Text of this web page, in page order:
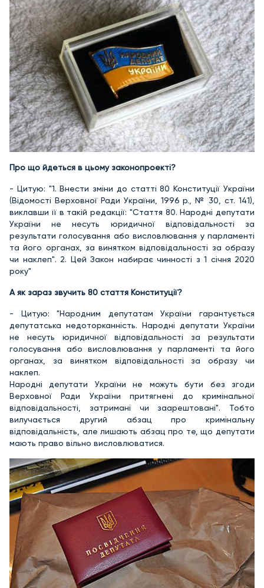
Про що йдеться в цьому законопроекті?
- Цитую: "1. Внести зміни до статті 80 Конституції України
(Відомості Верховної Ради України, 1996 р., № 30, ст. 141),
виклавши її в такій редакції: "Стаття 80. Народні депутати
України не несуть юридичної відповідальності за
результати голосування або висловлювання у парламенті
та його органах, за винятком відповідальності за образу
чи наклеп". 2. Цей Закон набирає чинності з 1 січня 2020
року"
А як зараз звучить 80 стаття Конституції?
- Цитую: "Народним депутатам України гарантується
депутатська недоторканність. Народні депутати України
не несуть юридичної відповідальності за результати
голосування або висловлювання у парламенті та його
органах, за винятком відповідальності за образу чи
наклеп.
Народні депутати України не можуть бути без згоди
Верховної Ради України притягнені до кримінальної
відповідальності, затримані чи заарештовані". Тобто
вилучається другий абзац про кримінальну
відповідальність, але лишають абзац про те, що депутати
мають право вільно висловлюватися.